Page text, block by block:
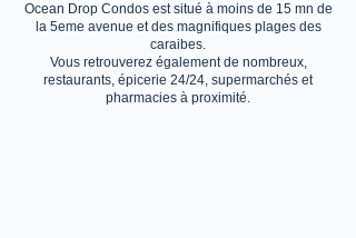
Ocean Drop Condos est situé à moins de 15 mn de
la 5eme avenue et des magnifiques plages des
caraibes.
Vous retrouverez également de nombreux,
restaurants, épicerie 24/24, supermarchés et
pharmacies à proximité.